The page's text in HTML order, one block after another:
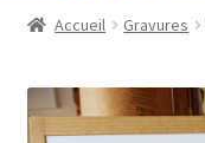
Accueil Gravures